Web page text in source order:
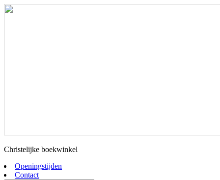
Christelijke boekwinkel
Openingstijden
Contact